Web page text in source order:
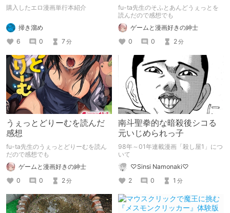
購入したエロ漫画単行本紹介
掃き溜め
6
0 7分
fu-ta先生のそふとあんどうぇっとを
読んだので感想でも
ゲームと漫画好きの紳士
0
0 2分
うぇっとどりーむを読んだ
感想
fu-ta先生のうぇっとどりーむを読ん
だので感想でも
ゲームと漫画好きの紳士
0
0 2分
南斗聖拳的な暗殺後シコる
元いじめられっ子
98年～01年連載漫画「殺し屋1」につ
いて
♡Sinsi Namonaki♡
2
0 1 分